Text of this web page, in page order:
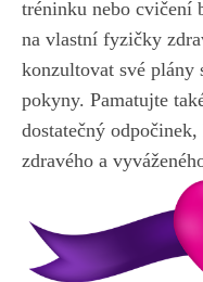
tréninku⁣ nebo cvičení
na vlastní fyzičky
konzultovat své plány​
pokyny. ‍Pamatujte‌
dostatečný
zdravého a